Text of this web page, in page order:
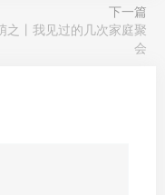
下一篇
之丨我见过的几次家庭聚
会